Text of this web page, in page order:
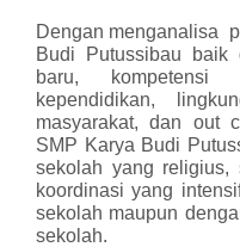
Dengan menganalisa
Budi Putussibau
baru, kompetensi
kependidikan,
masyarakat, dan out
SMP Karya Budi
sekolah yang religius,
koordinasi yang
sekolah maupun
sekolah.